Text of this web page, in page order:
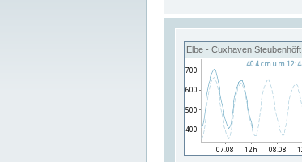
Elbe - Cuxhaven Steubenhöft